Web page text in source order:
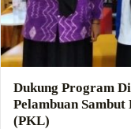
Dukung Program
Pelambuan
(PKL)